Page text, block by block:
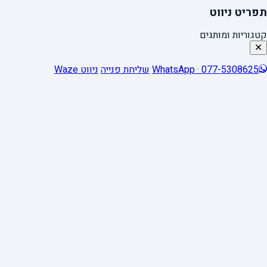
תפריט ניווט
קטגוריות ומותגים
✕
WhatsApp · 077-5308625שליחת פנייהניווט Waze